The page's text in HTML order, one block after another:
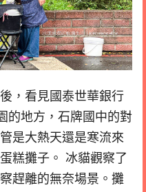
，看見國泰世華銀行
的地方，石牌國中的對
是大熱天還是寒流來
糕攤子。 冰貓觀察了
趕離的無奈場景。攤